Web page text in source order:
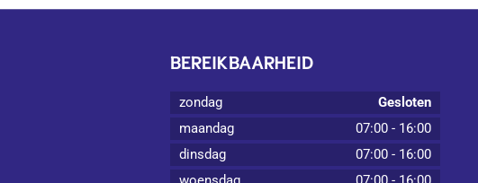
BEREIKBAARHEID
zondag
Gesloten
maandag
07:00 - 16:00
dinsdag
07:00 - 16:00